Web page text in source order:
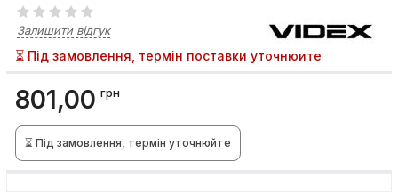
Залишити відгук
⏳ Під замовлення, термін поставки уточнюйте
801,00 грн
⏳ Під замовлення, термін уточнюйте